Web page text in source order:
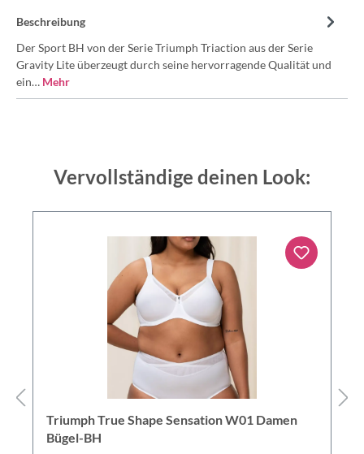
Beschreibung
Der Sport BH von der Serie Triumph Triaction aus der Serie
Gravity Lite überzeugt durch seine hervorragende Qualität und
ein… Mehr
Vervollständige deinen Look:
Triumph True Shape Sensation W01 Damen
Bügel-BH